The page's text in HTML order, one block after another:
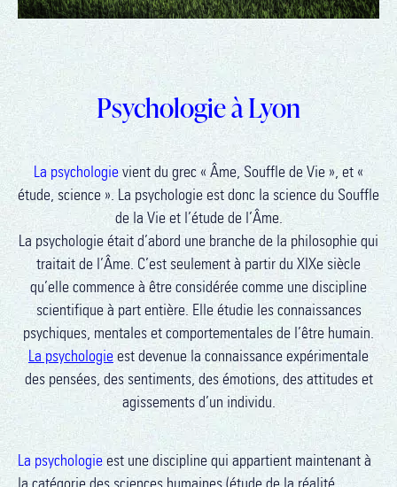
Psychologie à Lyon
La psychologievient du grec « Âme, Souffle de Vie », et «
étude, science ». La psychologie est donc la science du Souffle
de la Vie et l’étude de l’Âme.
La psychologie était d’abord une branche de la philosophie qui
traitait de l’Âme. C’est seulement à partir du XIXe siècle
qu’elle commence à être considérée comme une discipline
scientifique à part entière. Elle étudie les connaissances
psychiques, mentales et comportementales de l’être humain.
La psychologieest devenue la connaissance expérimentale
des pensées, des sentiments, des émotions, des attitudes et
agissements d’un individu.
La psychologieest une discipline qui appartient maintenant à